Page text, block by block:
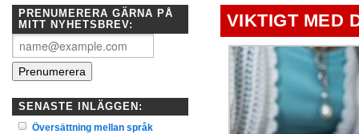
PRENUMERERA GÄRNA PÅ
MITT NYHETSBREV:
SENASTE INLÄGGEN:
Översättning mellan språk
VIKTIGT MED